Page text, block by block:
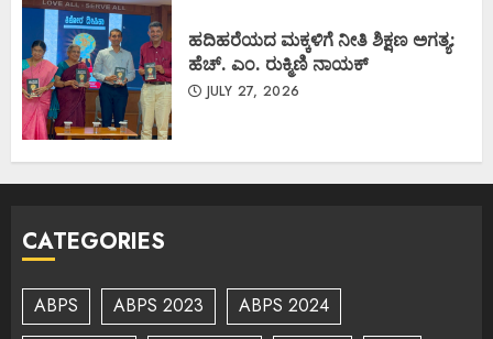
ಹದಿಹರೆಯದ ಮಕ್ಕಳಿಗೆ ನೀತಿ ಶಿಕ್ಷಣ ಅಗತ್ಯ:
ಹೆಚ್. ಎಂ. ರುಕ್ಮಿಣಿ ನಾಯಕ್
JULY 27, 2026
CATEGORIES
ABPS ABPS 2023
ABPS 2024